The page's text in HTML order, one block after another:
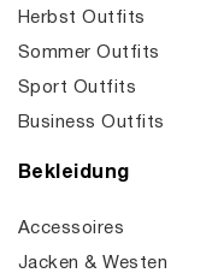
Herbst Outfits
Sommer Outfits
Sport Outfits
Business Outfits
Bekleidung
Accessoires
Jacken & Westen